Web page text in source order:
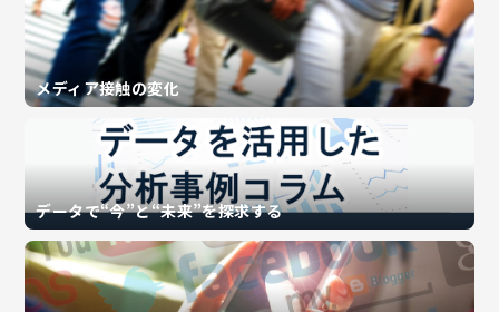
メディア接触の変化
データで“今”と“未来”を探求する